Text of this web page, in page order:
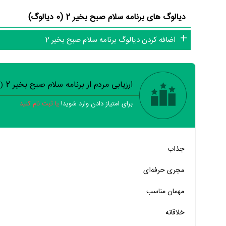
دیالوگ های برنامه سلام صبح بخیر 2 (0 دیالوگ)
اضافه کردن دیالوگ برنامه سلام صبح بخیر 2
خیر تقریبا
خیر
خیر
ارزیابی مردم از برنامه سلام صبح بخیر 2
برای امتیاز دادن وارد شوید! یا ثبت نام کنید
جذاب
مجری حرفه‌ای
مهمان‌ مناسب
خلاقانه